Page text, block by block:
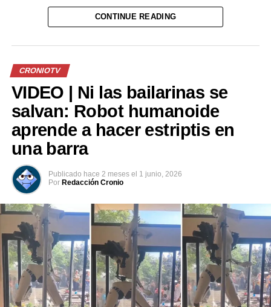
durante las
celebraciones de la
Copa Mundial.
pic.twitter.com/9RpEb2ISdT
— Alerta Mundial
(@AlertaMundoNews)
June 12, 2026
En medio de la euforia colectiva, el ave, luciendo
calcetines y la camiseta de la selección mexicana, se
abrió paso entre una multitud de aficionados en la
Ciudad de México.
Numerosos asistentes captaron la escena con sus
teléfonos, lo que rápidamente convirtió a Merlín en un
fenómeno en Internet.
CONTINUE READING
CRONIOTV
VIDEO | Ni las bailarinas se
salvan: Robot humanoide
aprende a hacer estriptis en
una barra
Publicado hace 2 meses el 1 junio, 2026
Por Redacción Cronio